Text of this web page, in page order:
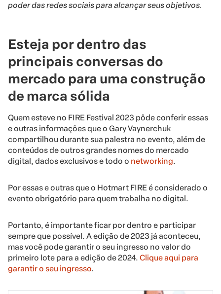
poder das redes sociais para alcançar seus objetivos.
Esteja por dentro das
principais conversas do
mercado para uma construção
de marca sólida
Quem esteve no FIRE Festival 2023 pôde conferir essas
e outras informações que o Gary Vaynerchuk
compartilhou durante sua palestra no evento, além de
conteúdos de outros grandes nomes do mercado
digital, dados exclusivos e todo o networking.
Por essas e outras que o Hotmart FIRE é considerado o
evento obrigatório para quem trabalha no digital.
Portanto, é importante ficar por dentro e participar
sempre que possível. A edição de 2023 já aconteceu,
mas você pode garantir o seu ingresso no valor do
primeiro lote para a edição de 2024. Clique aqui para
garantir o seu ingresso.